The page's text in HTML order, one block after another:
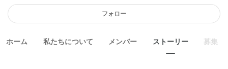
フォロー
ホーム 私たちについて メンバー ストーリー 募集